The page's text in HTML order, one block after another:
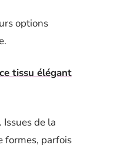
options
tissu élégant
de la
formes, parfois